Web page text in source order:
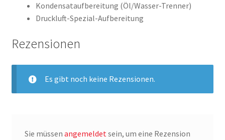
Kondensataufbereitung (Öl/Wasser-Trenner)
Druckluft-Spezial-Aufbereitung
Rezensionen
Es gibt noch keine Rezensionen.
Sie müssen angemeldet sein, um eine Rezension